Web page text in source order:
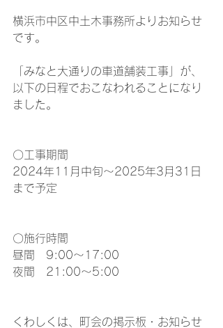
横浜市中区中土木事務所よりお知らせ
です。
「みなと大通りの車道舗装工事」が、
以下の日程でおこなわれることになり
ました。
〇工事期間
2024年11月中旬～2025年3月31日
まで予定
〇施行時間
昼間　9:00～17:00
夜間　21:00～5:00
くわしくは、町会の掲示板・お知らせ